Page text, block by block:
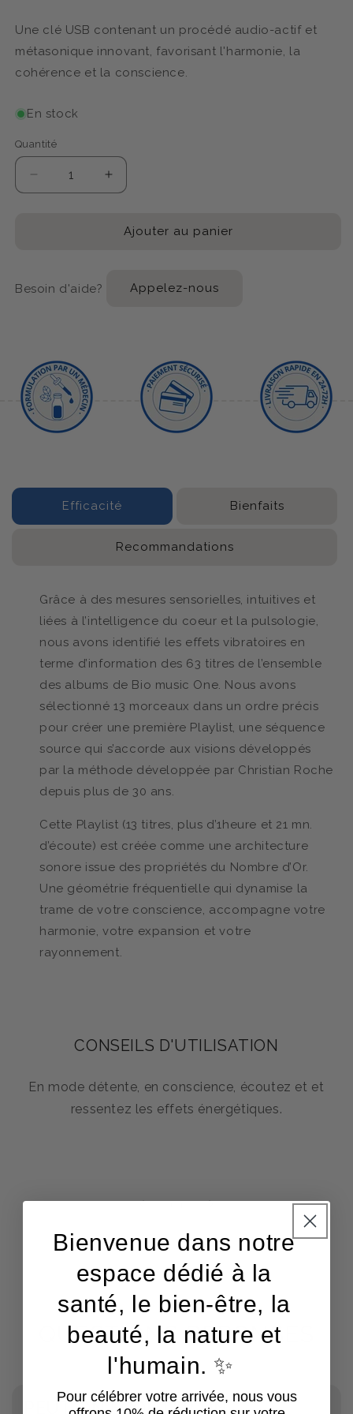
Une clé USB contenant un procédé audio-actif et
métasonique innovant, favorisant l'harmonie, la
cohérence et la conscience.
En stock
Quantité
Réduire
la
D&#39;OR
Augmenter
la
D&#39;OR
Ajouter au panier
Besoin d'aide? Appelez-nous
Efficacité Bienfaits
Recommandations
Grâce à des mesures sensorielles, intuitives et
liées à l’intelligence du coeur et la pulsologie,
nous avons identifié les effets vibratoires en
terme d’information des 63 titres de l’ensemble
des albums de Bio music One. Nous avons
sélectionné 13 morceaux dans un ordre précis
pour créer une première Playlist, une séquence
source qui s’accorde aux visions développés
par la méthode développée par Christian Roche
depuis plus de 30 ans.
Cette Playlist (13 titres, plus d’1heure et 21 mn.
d’écoute) est créée comme une architecture
sonore issue des propriétés du Nombre d’Or.
Une géométrie fréquentielle qui dynamise la
trame de votre conscience, accompagne votre
harmonie, votre expansion et votre
rayonnement.
CONSEILS D'UTILISATION
En mode détente, en conscience, écoutez et et
ressentez les effets énergétiques.
QUESTIONS RÉPONSES
PEUT-ON ÉCOUTER UN
Bienvenue dans notre
espace dédié à la
santé, le bien-être, la
beauté, la nature et
l'humain. ✨
Pour célébrer votre arrivée, nous vous